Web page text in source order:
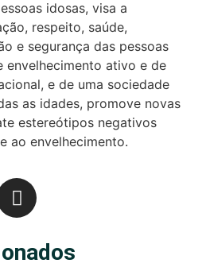
idosas, visa a
respeito, saúde,
e segurança das pessoas
envelhecimento ativo e de
e de uma sociedade
as idades, promove novas
estereótipos negativos
ao envelhecimento.